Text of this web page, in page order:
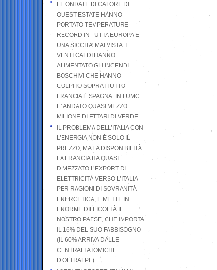
LE ONDATE DI CALORE DI
QUEST’ESTATE HANNO
PORTATO TEMPERATURE
RECORD IN TUTTA EUROPA E
UNA SICCITA’ MAI VISTA. I
VENTI CALDI HANNO
ALIMENTATO GLI INCENDI
BOSCHIVI CHE HANNO
COLPITO SOPRATTUTTO
FRANCIA E SPAGNA: IN FUMO
E’ ANDATO QUASI MEZZO
MILIONE DI ETTARI DI VERDE
IL PROBLEMA DELL’ITALIA CON
L’ENERGIA NON È SOLO IL
PREZZO, MA LA DISPONIBILITÀ.
LA FRANCIA HA QUASI
DIMEZZATO L’EXPORT DI
ELETTRICITÀ VERSO L’ITALIA
PER RAGIONI DI SOVRANITÀ
ENERGETICA, E METTE IN
ENORME DIFFICOLTÀ IL
NOSTRO PAESE, CHE IMPORTA
IL 16% DEL SUO FABBISOGNO
(IL 60% ARRIVA DALLE
CENTRALI ATOMICHE
D’OLTRALPE)